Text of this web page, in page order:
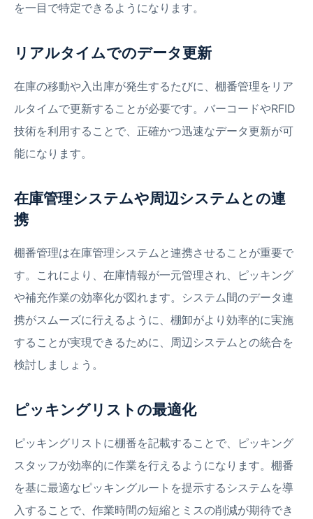
を一目で特定できるようになります。
リアルタイムでのデータ更新
在庫の移動や入出庫が発生するたびに、棚番管理をリア
ルタイムで更新することが必要です。バーコードやRFID
技術を利用することで、正確かつ迅速なデータ更新が可
能になります。
在庫管理システムや周辺システムとの連
携
棚番管理は在庫管理システムと連携させることが重要で
す。これにより、在庫情報が一元管理され、ピッキング
や補充作業の効率化が図れます。システム間のデータ連
携がスムーズに行えるように、棚卸がより効率的に実施
することが実現できるために、周辺システムとの統合を
検討しましょう。
ピッキングリストの最適化
ピッキングリストに棚番を記載することで、ピッキング
スタッフが効率的に作業を行えるようになります。棚番
を基に最適なピッキングルートを提示するシステムを導
入することで、作業時間の短縮とミスの削減が期待でき